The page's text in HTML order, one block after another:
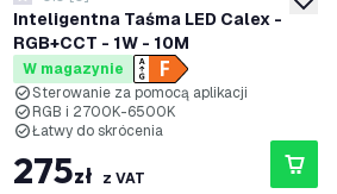
Inteligentna Taśma LED Calex -
RGB+CCT - 1W - 10M
W magazynie
Sterowanie za pomocą aplikacji
RGB i 2700K-6500K
Łatwy do skrócenia
275zł z VAT